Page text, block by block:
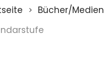
Bücher/Medien